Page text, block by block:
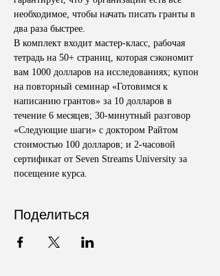
необходимое, чтобы начать писать гранты в
два раза быстрее.
В комплект входит мастер-класс, рабочая
тетрадь на 50+ страниц, которая сэкономит
вам 1000 долларов на исследованиях; купон
на повторный семинар «Готовимся к
написанию грантов» за 10 долларов в
течение 6 месяцев; 30-минутный разговор
«Следующие шаги» с доктором Райтом
стоимостью 100 долларов; и 2-часовой
сертификат от Seven Streams University за
посещение курса.
Поделиться